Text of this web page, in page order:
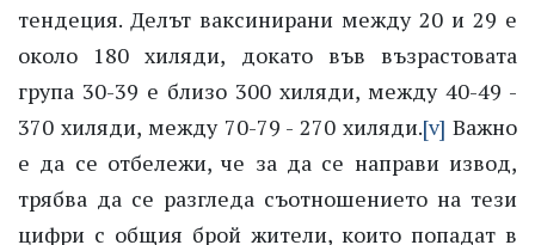
тендеция. Делът ваксинирани между 20 и 29 е
около 180 хиляди, докато във възрастовата
група 30-39 е близо 300 хиляди, между 40-49 -
370 хиляди, между 70-79 - 270 хиляди.[v] Важно
е да се отбележи, че за да се направи извод,
трябва да се разгледа съотношението на тези
цифри с общия брой жители, които попадат в